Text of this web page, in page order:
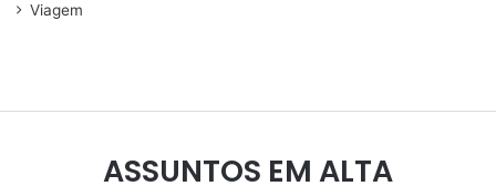
Viagem
ASSUNTOS EM ALTA